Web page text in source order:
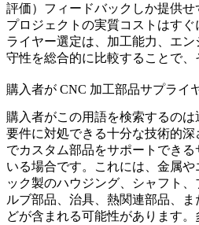
評価）フィードバックしか提供せ
プロジェクトの実質コストはす
ライヤー選定は、加工能力、エ
守性を総合的に比較することで、
購入者が CNC 加工部品サプライ
購入者がこの用語を検索するの
要件に対処できる十分な技術的深
でカスタム部品をサポートでき
いる場合です。これには、金属
ック製のハウジング、シャフト
ルブ部品、治具、熱関連部品、
どが含まれる可能性があります